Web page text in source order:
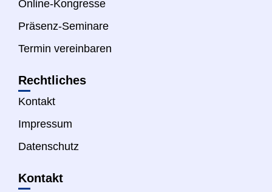
Online-Kongresse
Präsenz-Seminare
Termin vereinbaren
Rechtliches
Kontakt
Impressum
Datenschutz
Kontakt